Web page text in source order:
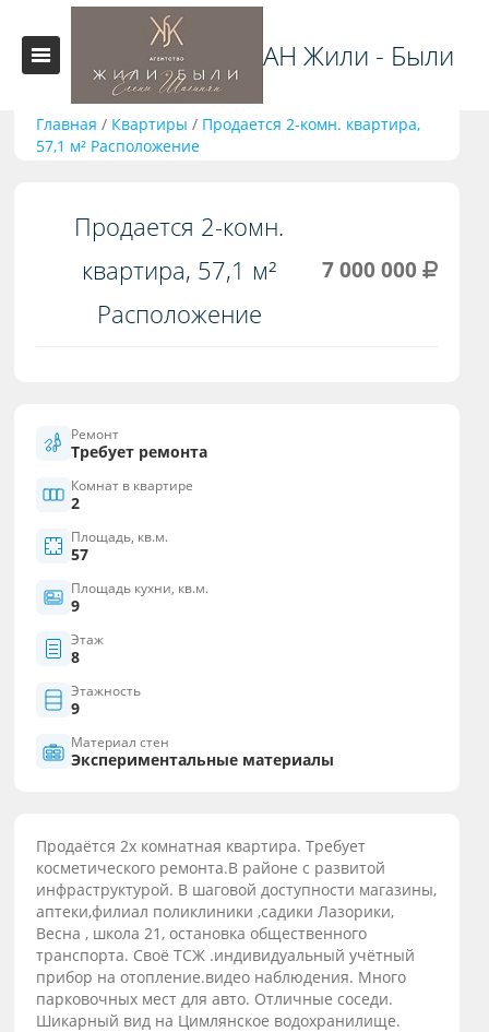
АН Жили - Были
Главная / Квартиры / Продается 2-комн. квартира,
57,1 м² Расположение
Продается 2-комн.
квартира, 57,1 м²
Расположение
7 000 000
Ремонт
Требует ремонта
Комнат в квартире
2
Площадь, кв.м.
57
Площадь кухни, кв.м.
9
Этаж
8
Этажность
9
Материал стен
Экспериментальные материалы
Продаётся 2х комнатная квартира. Требует
косметического ремонта.В районе с развитой
инфраструктурой. В шаговой доступности магазины,
аптеки,филиал поликлиники ,садики Лазорики,
Весна , школа 21, остановка общественного
транспорта. Своё ТСЖ .индивидуальный учётный
прибор на отопление.видео наблюдения. Много
парковочных мест для авто. Отличные соседи.
Шикарный вид на Цимлянское водохранилище.